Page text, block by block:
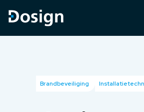
Brandbeveiliging